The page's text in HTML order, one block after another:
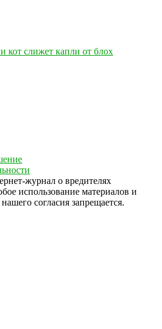
кот слижет капли от блох
журнал о вредителях
использование материалов и
согласия запрещается.